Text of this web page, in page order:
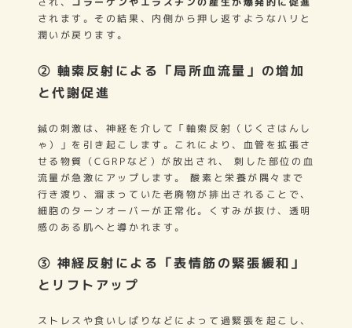
されます。その結果、内側から押し返すようなハリと
潤いが戻ります。
② 軸索反射による「局所血流量」の増加
と代謝促進
鍼の刺激は、神経を介して「軸索反射（じくさはんし
ゃ）」を引き起こします。これにより、血管を拡張さ
せる物質（CGRPなど）が放出され、 刺した部位の血
流量が急激にアップします。 酸素と栄養が隅々まで
行き渡り、溜まっていた老廃物が排出されることで、
細胞のターンオーバーが正常化。くすみが抜け、透明
感のある肌へと導かれます。
③ 神経反射による「表情筋の緊張緩和」
とリフトアップ
ストレスや食いしばりなどによって過緊張を起こし、